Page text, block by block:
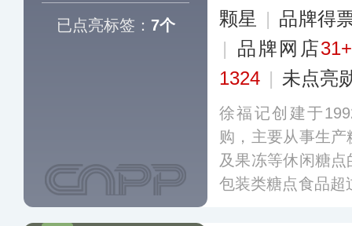
已点亮标签： 7个
颗星 | 品牌得
| 品牌网店31+
1324 | 未点亮
徐福记创建于
购，主要从事生
及果冻等休闲糖
包装类糖点食品超